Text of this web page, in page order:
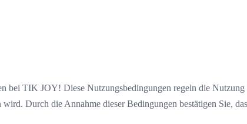
TIK JOY! Diese Nutzungsbedingungen regeln die
Durch die Annahme dieser Bedingungen bestätigen Sie,